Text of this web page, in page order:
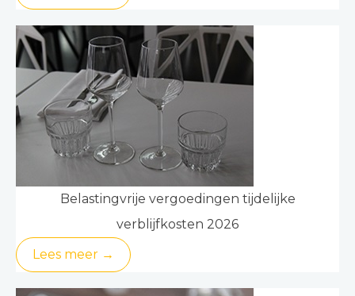
Belastingvrije vergoedingen tijdelijke
verblijfkosten 2026
Lees meer →